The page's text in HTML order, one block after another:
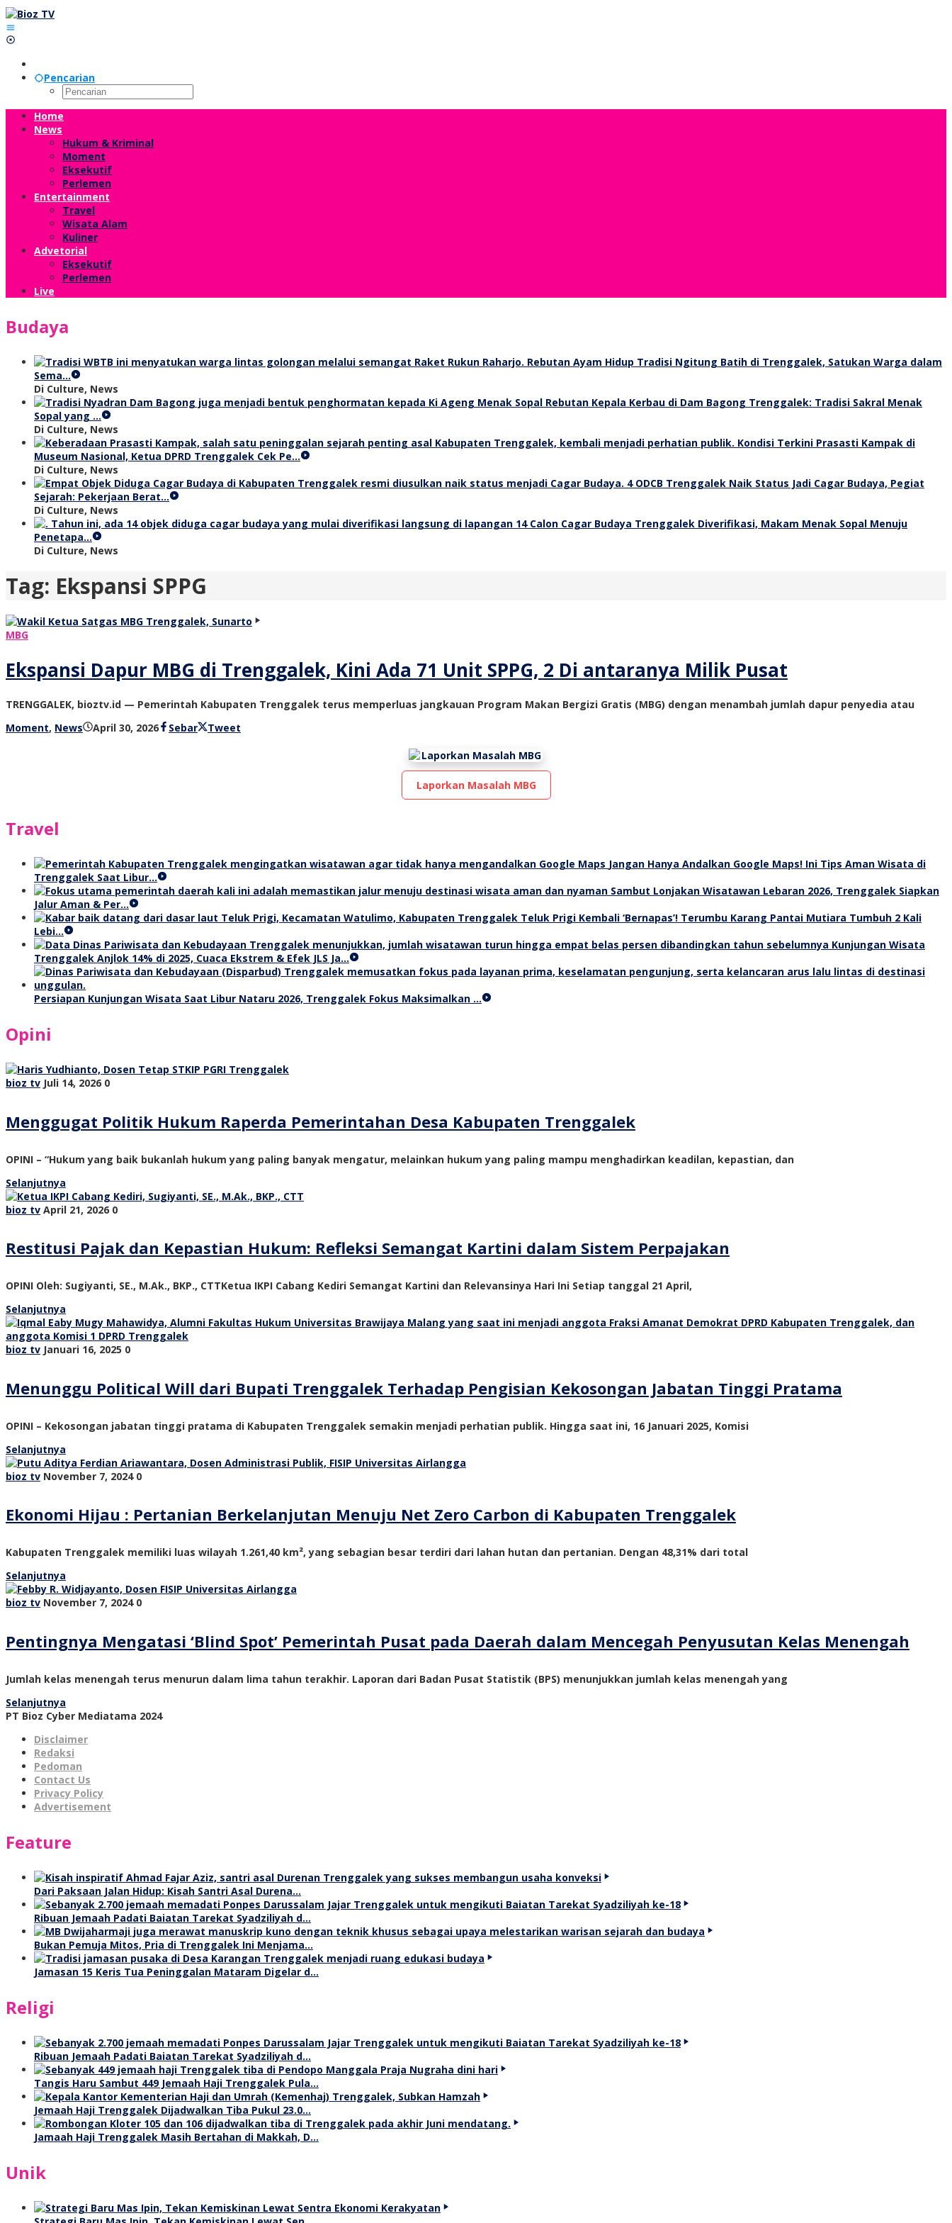
Lewati
ke
konten
Pencarian
Home
News
Hukum & Kriminal
Moment
Eksekutif
Perlemen
Entertainment
Travel
Wisata Alam
Kuliner
Advetorial
Eksekutif
Perlemen
Live
Budaya
Rebutan Ayam Hidup Tradisi Ngitung Batih di Trenggalek, Satukan Warga dalam
Sema…
Di Culture, News
Rebutan Kepala Kerbau di Dam Bagong Trenggalek: Tradisi Sakral Menak
Sopal yang …
Di Culture, News
Kondisi Terkini Prasasti Kampak di
Museum Nasional, Ketua DPRD Trenggalek Cek Pe…
Di Culture, News
4 ODCB Trenggalek Naik Status Jadi Cagar Budaya, Pegiat
Sejarah: Pekerjaan Berat…
Di Culture, News
14 Calon Cagar Budaya Trenggalek Diverifikasi, Makam Menak Sopal Menuju
Penetapa…
Di Culture, News
Tag: Ekspansi SPPG
MBG
Ekspansi Dapur MBG di Trenggalek, Kini Ada 71 Unit SPPG, 2 Di antaranya Milik Pusat
TRENGGALEK, bioztv.id — Pemerintah Kabupaten Trenggalek terus memperluas jangkauan Program Makan Bergizi Gratis (MBG) dengan menambah jumlah dapur penyedia atau
Moment, News April 30, 2026olehSebar Tweet
Laporkan Masalah MBG
Travel
Jangan Hanya Andalkan Google Maps! Ini Tips Aman Wisata di
Trenggalek Saat Libur…
Sambut Lonjakan Wisatawan Lebaran 2026, Trenggalek Siapkan
Jalur Aman & Per…
Teluk Prigi Kembali ‘Bernapas’! Terumbu Karang Pantai Mutiara Tumbuh 2 Kali
Lebi…
Kunjungan Wisata
Trenggalek Anjlok 14% di 2025, Cuaca Ekstrem & Efek JLS Ja…
Persiapan Kunjungan Wisata Saat Libur Nataru 2026, Trenggalek Fokus Maksimalkan …
Opini
bioz tv Juli 14, 2026 0
Menggugat Politik Hukum Raperda Pemerintahan Desa Kabupaten Trenggalek
OPINI – “Hukum yang baik bukanlah hukum yang paling banyak mengatur, melainkan hukum yang paling mampu menghadirkan keadilan, kepastian, dan
Selanjutnya
bioz tv April 21, 2026 0
Restitusi Pajak dan Kepastian Hukum: Refleksi Semangat Kartini dalam Sistem Perpajakan
OPINI Oleh: Sugiyanti, SE., M.Ak., BKP., CTTKetua IKPI Cabang Kediri Semangat Kartini dan Relevansinya Hari Ini Setiap tanggal 21 April,
Selanjutnya
bioz tv Januari 16, 2025 0
Menunggu Political Will dari Bupati Trenggalek Terhadap Pengisian Kekosongan Jabatan Tinggi Pratama
OPINI – Kekosongan jabatan tinggi pratama di Kabupaten Trenggalek semakin menjadi perhatian publik. Hingga saat ini, 16 Januari 2025, Komisi
Selanjutnya
bioz tv November 7, 2024 0
Ekonomi Hijau : Pertanian Berkelanjutan Menuju Net Zero Carbon di Kabupaten Trenggalek
Kabupaten Trenggalek memiliki luas wilayah 1.261,40 km², yang sebagian besar terdiri dari lahan hutan dan pertanian. Dengan 48,31% dari total
Selanjutnya
bioz tv November 7, 2024 0
Pentingnya Mengatasi ‘Blind Spot’ Pemerintah Pusat pada Daerah dalam Mencegah Penyusutan Kelas Menengah
Jumlah kelas menengah terus menurun dalam lima tahun terakhir. Laporan dari Badan Pusat Statistik (BPS) menunjukkan jumlah kelas menengah yang
Selanjutnya
PT Bioz Cyber Mediatama 2024
Disclaimer
Redaksi
Pedoman
Contact Us
Privacy Policy
Advertisement
Feature
Dari Paksaan Jalan Hidup: Kisah Santri Asal Durena…
Ribuan Jemaah Padati Baiatan Tarekat Syadziliyah d…
Bukan Pemuja Mitos, Pria di Trenggalek Ini Menjama…
Jamasan 15 Keris Tua Peninggalan Mataram Digelar d…
Religi
Ribuan Jemaah Padati Baiatan Tarekat Syadziliyah d…
Tangis Haru Sambut 449 Jemaah Haji Trenggalek Pula…
Jemaah Haji Trenggalek Dijadwalkan Tiba Pukul 23.0…
Jamaah Haji Trenggalek Masih Bertahan di Makkah, D…
Unik